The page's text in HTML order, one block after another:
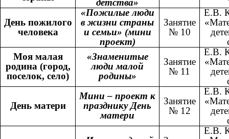
детства»
День пожилого
человека
«Пожилые люди
в жизни страны
и семьи» (мини
проект)
Занятие
№ 10
Е.В.
Моя малая
родина (город,
поселок, село)
«Знаменитые
люди малой
родины»
Занятие
№ 11
Е.В.
День матери
Мини – проект к
празднику День
матери
Занятие
№ 12
Е.В.
Е.В.